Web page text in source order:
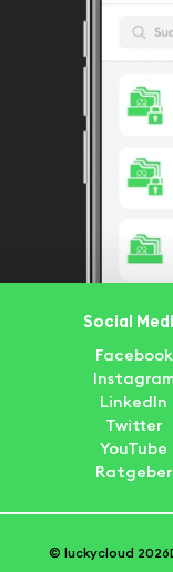
Social
Facebook
LinkedIn
Twitter
YouTube
Ratgeber
© luckycloud 2026